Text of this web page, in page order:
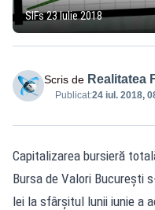
SIFs 23 Iulie 2018
Scris de Realitatea
Publicat:24 iul. 2018,
Capitalizarea bursieră
Bursa de Valori București
lei la sfârșitul lunii iunie a